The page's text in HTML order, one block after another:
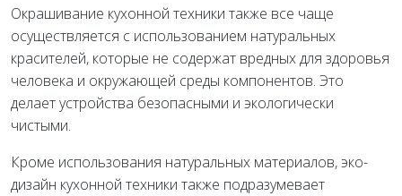
Окрашивание кухонной техники также все чаще
осуществляется с использованием натуральных
красителей, которые не содержат вредных для здоровья
человека и окружающей среды компонентов. Это
делает устройства безопасными и экологически
чистыми.
Кроме использования натуральных материалов, эко-
дизайн кухонной техники также подразумевает